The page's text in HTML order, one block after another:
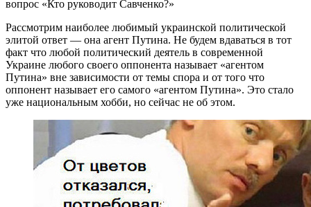
вопрос «Кто руководит Савченко?»
Рассмотрим наиболее любимый украинской политической
элитой ответ — она агент Путина. Не будем вдаваться в тот
факт что любой политический деятель в современной
Украине любого своего оппонента называет «агентом
Путина» вне зависимости от темы спора и от того что
оппонент называет его самого «агентом Путина». Это стало
уже национальным хобби, но сейчас не об этом.